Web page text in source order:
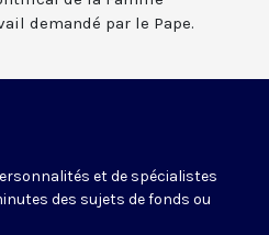
demandé par le Pape.
et de spécialistes
des sujets de fonds ou